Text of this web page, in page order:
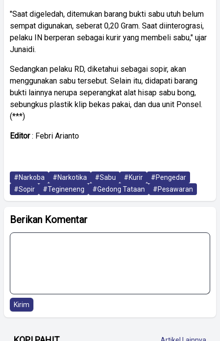
"Saat digeledah, ditemukan barang bukti sabu utuh belum
sempat digunakan, seberat 0,20 Gram. Saat diinterograsi,
pelaku IN berperan sebagai kurir yang membeli sabu," ujar
Junaidi.
Sedangkan pelaku RD, diketahui sebagai sopir, akan
menggunakan sabu tersebut. Selain itu, didapati barang
bukti lainnya nerupa seperangkat alat hisap sabu bong,
sebungkus plastik klip bekas pakai, dan dua unit Ponsel.
(***)
Editor: Febri Arianto
#Narkoba #Narkotika #Sabu #Kurir
#Pengedar
#Sopir
#Tegineneng #Gedong Tataan #Pesawaran
Berikan Komentar
Kirim